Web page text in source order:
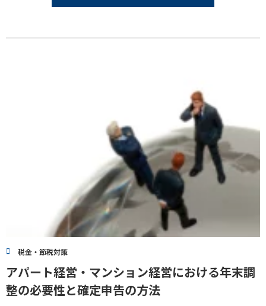
税金・節税対策
アパート経営・マンション経営における年末調
整の必要性と確定申告の方法